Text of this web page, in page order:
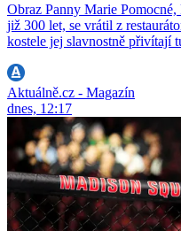
Obraz Panny Marie
již 300 let, se vrátil z
kostele jej slavnostně přivítají
Aktuálně.cz - Magazín
dnes, 12:17